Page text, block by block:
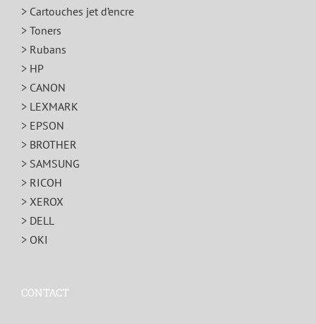
> Cartouches jet d’encre
> Toners
> Rubans
> HP
> CANON
> LEXMARK
> EPSON
> BROTHER
> SAMSUNG
> RICOH
> XEROX
> DELL
> OKI
CONTACT